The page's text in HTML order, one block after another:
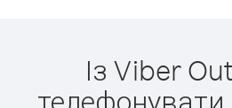
Із Viber
телефонувати